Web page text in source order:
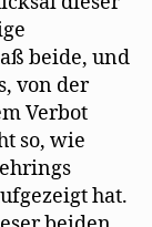
beide, und
von der
Verbot
so, wie
hat.